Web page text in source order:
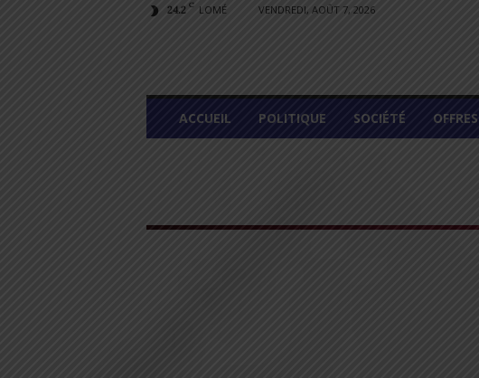
24.2 C LOMÉ VENDREDI, AOÛT 7, 2026
L
M
ACCUEIL POLITIQUE SOCIÉTÉ OFFRES